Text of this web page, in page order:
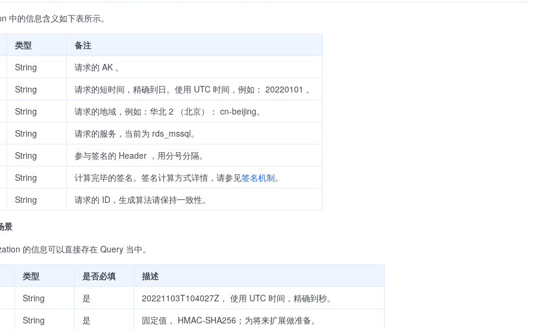
中的信息含义如下表所示。
类型
备注
String
请求的 AK 。
String
请求的短时间，精确到日。使用 UTC 时间，例如： 20220101 。
String
请求的地域，例如：华北 2 （北京）： cn-beijing。
String
请求的服务，当前为 rds_mssql。
String
参与签名的 Header ，用分号分隔。
String 计算完毕的签名。签名计算方式详情，请参见签名机制。
String 请求的 ID，生成算法请保持一致性。
景
的信息可以直接存在 Query 当中。
类型 是否必填
描述
String 是
20221103T104027Z， 使用 UTC 时间，精确到秒。
String 是 固定值， HMAC-SHA256；为将来扩展做准备。